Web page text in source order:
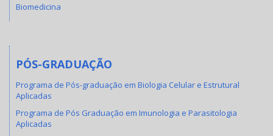
Biomedicina
PÓS-GRADUAÇÃO
Programa de Pós-graduação em Biologia Celular e Estrutural
Aplicadas
Programa de Pós Graduação em Imunologia e Parasitologia
Aplicadas